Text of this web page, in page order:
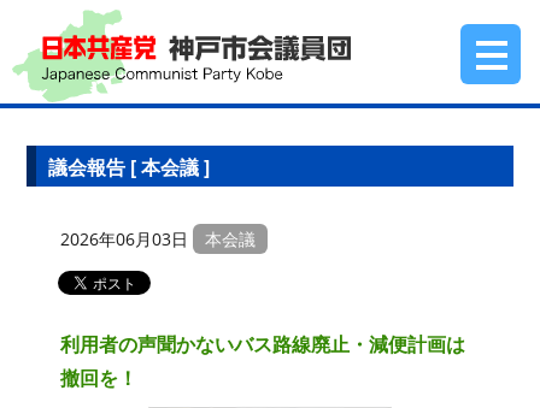
非表示
インフォメーション Information
議会報告 [ 本会議 ]
2026年06月03日 本会議
利用者の声聞かないバス路線廃止・減便計画は
撤回を！